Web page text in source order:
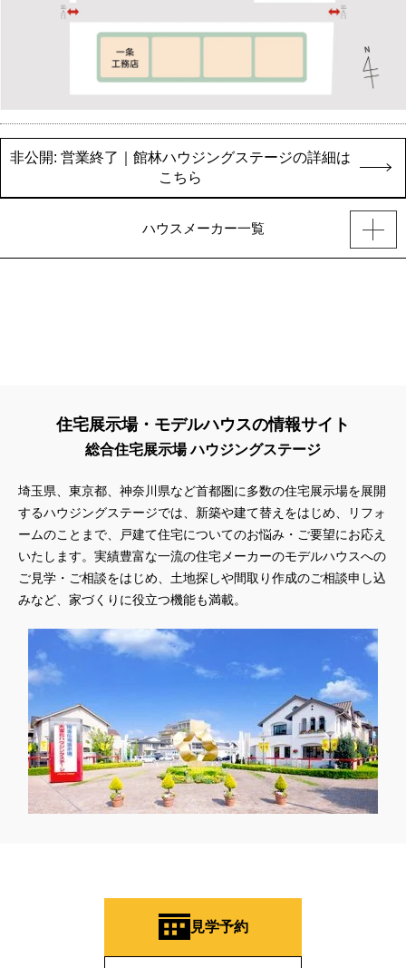
非公開: 営業終了｜館林ハウジングステージの詳細は
こちら
ハウスメーカー一覧
住宅展示場・モデルハウスの情報サイト
総合住宅展示場 ハウジングステージ
埼玉県、東京都、神奈川県など首都圏に多数の住宅展示場を展開
するハウジングステージでは、新築や建て替えをはじめ、リフォ
ームのことまで、戸建て住宅についてのお悩み・ご要望にお応え
いたします。実績豊富な一流の住宅メーカーのモデルハウスへの
ご見学・ご相談をはじめ、土地探しや間取り作成のご相談申し込
みなど、家づくりに役立つ機能も満載。
見学予約